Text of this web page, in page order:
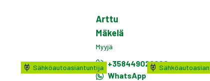
Sähköautoasiantuntija
Arttu
Mäkelä
Myyjä
+358449022802
WhatsApp